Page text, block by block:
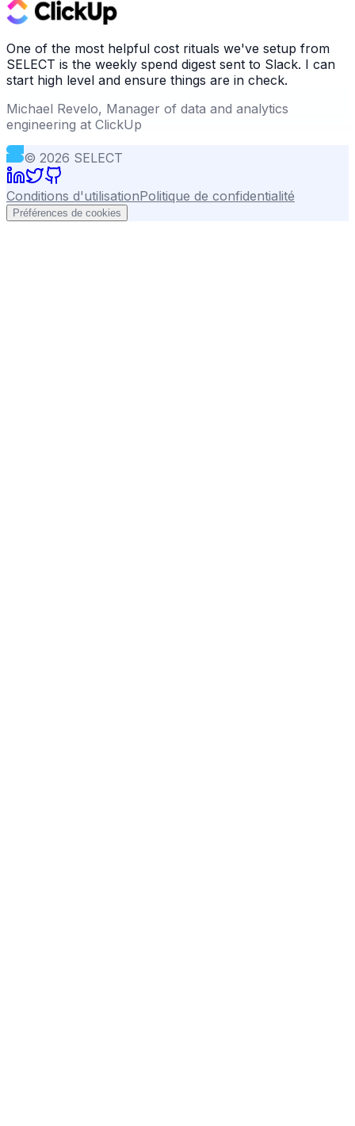
One of the most helpful cost rituals we've setup from
SELECT is the weekly spend digest sent to Slack. I can
start high level and ensure things are in check.
Michael Revelo, Manager of data and analytics
engineering at ClickUp
© 2026 SELECT
Conditions d'utilisationPolitique de confidentialité
Préférences de cookies